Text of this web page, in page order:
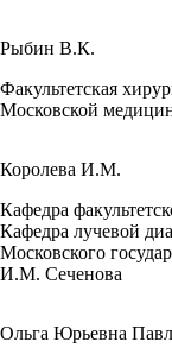
Рыбин В.К.
Факультетская
Московской
Королева И.М.
Кафедра
Кафедра лучевой
Московского
И.М. Сеченова
Ольга Юрьевна